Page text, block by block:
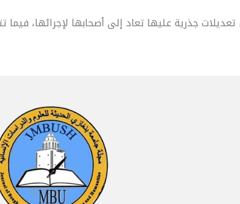
جذرية عليها تعاد إلى أصحابها لإجرائها، فيما